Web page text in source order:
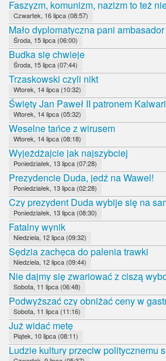
Faszyzm, komunizm, nazizm to też
Czwartek, 16 lipca (08:57)
Mało dyplomatyczna pani
Środa, 15 lipca (06:00)
Budka się chwieje
Środa, 15 lipca (07:44)
Trzaskowski czyli nikt
Wtorek, 14 lipca (10:32)
Święty Jan Paweł II patronem
Wtorek, 14 lipca (05:32)
Weselne tańce z wirusem
Wtorek, 14 lipca (08:18)
Wyjeżdżajcie jak najszybciej
Poniedziałek, 13 lipca (07:28)
Prezydencie Duda, jedź na Wawel!
Poniedziałek, 13 lipca (02:28)
Czy prezydent Duda wybije się na
Poniedziałek, 13 lipca (08:30)
Fatalny wynik
Niedziela, 12 lipca (09:32)
Sędzia zachęca do palenia trawki
Niedziela, 12 lipca (09:44)
Nie dajmy się zwariować z ciszą
Sobota, 11 lipca (06:48)
Podwyższać czy obniżać ceny w
Sobota, 11 lipca (11:16)
Już widać metę
Piątek, 10 lipca (08:11)
Ludzie kultury przeciw politycznemu